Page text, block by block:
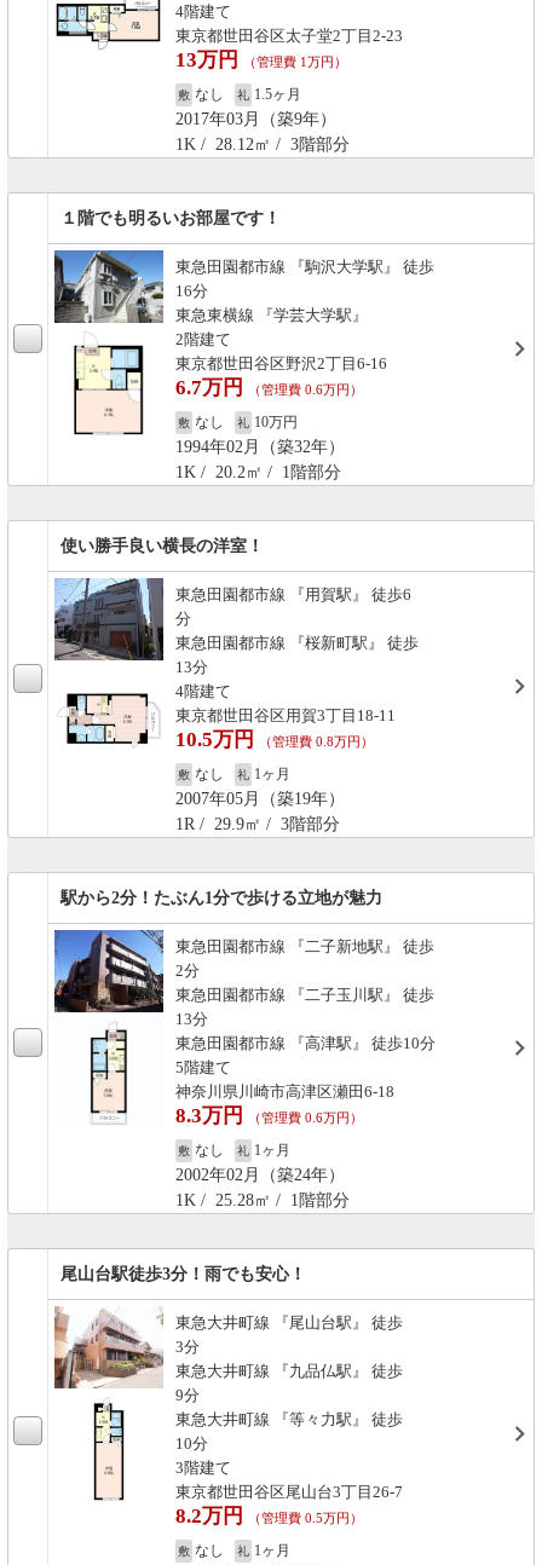
4階建て
東京都世田谷区太子堂2丁目2-23
13万円 （管理費 1万円）
敷 なし 礼 1.5ヶ月
2017年03月（築9年）
1K / 28.12㎡ / 3階部分
１階でも明るいお部屋です！
東急田園都市線 『駒沢大学駅』 徒歩
16分
東急東横線 『学芸大学駅』
2階建て
東京都世田谷区野沢2丁目6-16
6.7万円 （管理費 0.6万円）
敷 なし 礼 10万円
1994年02月（築32年）
1K / 20.2㎡ / 1階部分
使い勝手良い横長の洋室！
東急田園都市線 『用賀駅』 徒歩6
分
東急田園都市線 『桜新町駅』 徒歩
13分
4階建て
東京都世田谷区用賀3丁目18-11
10.5万円 （管理費 0.8万円）
敷 なし 礼 1ヶ月
2007年05月（築19年）
1R / 29.9㎡ / 3階部分
駅から2分！たぶん1分で歩ける立地が魅力
東急田園都市線 『二子新地駅』 徒歩
2分
東急田園都市線 『二子玉川駅』 徒歩
13分
東急田園都市線 『高津駅』 徒歩10分
5階建て
神奈川県川崎市高津区瀬田6-18
8.3万円 （管理費 0.6万円）
敷 なし 礼 1ヶ月
2002年02月（築24年）
1K / 25.28㎡ / 1階部分
尾山台駅徒歩3分！雨でも安心！
東急大井町線 『尾山台駅』 徒歩
3分
東急大井町線 『九品仏駅』 徒歩
9分
東急大井町線 『等々力駅』 徒歩
10分
3階建て
東京都世田谷区尾山台3丁目26-7
8.2万円 （管理費 0.5万円）
敷 なし 礼 1ヶ月